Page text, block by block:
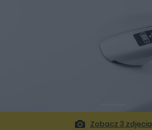
Zobacz 3 zdjęcia